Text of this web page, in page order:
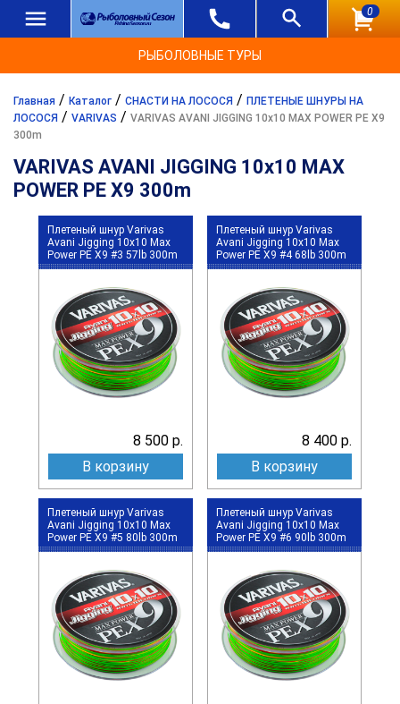
0
РЫБОЛОВНЫЕ ТУРЫ
Главная / Каталог / СНАСТИ НА ЛОСОСЯ / ПЛЕТЕНЫЕ ШНУРЫ НА
ЛОСОСЯ / VARIVAS / VARIVAS AVANI JIGGING 10x10 MAX POWER PE X9
300m
VARIVAS AVANI JIGGING 10x10 MAX
POWER PE X9 300m
Плетеный шнур Varivas
Avani Jigging 10x10 Max
Power PE X9 #3 57lb 300m
8 500 р.
В корзину
Плетеный шнур Varivas
Avani Jigging 10x10 Max
Power PE X9 #4 68lb 300m
8 400 р.
В корзину
Плетеный шнур Varivas
Avani Jigging 10x10 Max
Power PE X9 #5 80lb 300m
Плетеный шнур Varivas
Avani Jigging 10x10 Max
Power PE X9 #6 90lb 300m